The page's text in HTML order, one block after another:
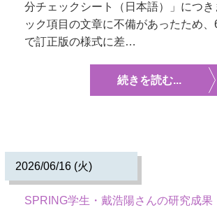
分チェックシート（日本語）」につき
ック項目の文章に不備があったため
で訂正版の様式に差…
続きを読む...
2026/06/16 (火)
SPRING学生・戴浩陽さんの研究成果